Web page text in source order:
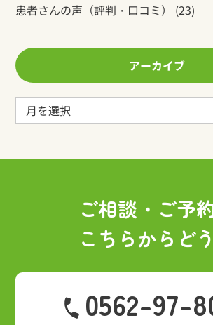
患者さんの声（評判・口コミ） (23)
アーカイブ
ー
ご相談・ご予
こちらからど
0562-97-